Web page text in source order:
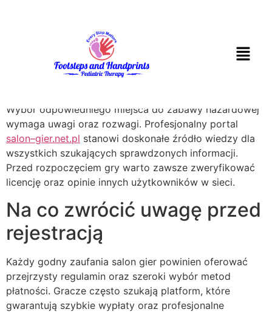
gier: jak bezpiecznie
korzystać z rozrywki
Wybór odpowiedniego miejsca do zabawy hazardowej
wymaga uwagi oraz rozwagi. Profesjonalny portal
salon–gier.net.pl stanowi doskonałe źródło wiedzy dla
wszystkich szukających sprawdzonych informacji.
Przed rozpoczęciem gry warto zawsze zweryfikować
licencję oraz opinie innych użytkowników w sieci.
Na co zwrócić uwagę przed
rejestracją
Każdy godny zaufania salon gier powinien oferować
przejrzysty regulamin oraz szeroki wybór metod
płatności. Gracze często szukają platform, które
gwarantują szybkie wypłaty oraz profesjonalne